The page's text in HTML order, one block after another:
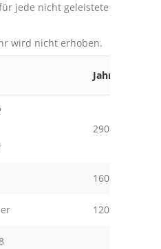
jede nicht geleistete
wird nicht erhoben.
Jahresbeitrag
290 Euro
160 Euro
120 Euro